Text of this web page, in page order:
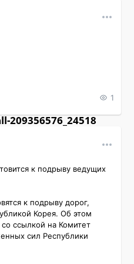
1
к подрыву ведущих
к подрыву дорог,
Корея. Об этом
ссылкой на Комитет
сил Республики